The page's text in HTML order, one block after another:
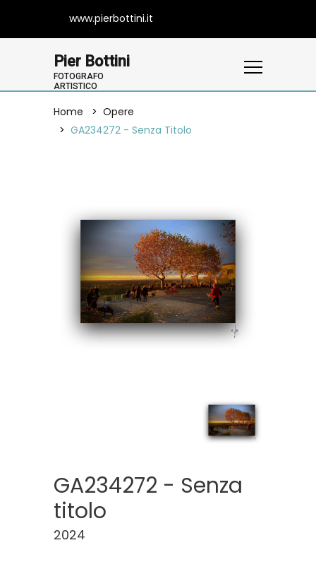
www.pierbottini.it
Pier Bottini
FOTOGRAFO
ARTISTICO
Home
Opere
GA234272 - Senza Titolo
GA234272 - Senza
titolo
2024